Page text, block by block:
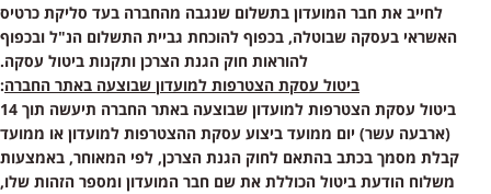
לחייב את חבר המועדון בתשלום שנגבה מהחברה בעד סליקת כרטיס
האשראי בעסקה שבוטלה, בכפוף להוכחת גביית התשלום הנ"ל ובכפוף
להוראות חוק הגנת הצרכן ותקנות ביטול עסקה.
ביטול עסקת הצטרפות למועדון שבוצעה באתר החברה:
ביטול עסקת הצטרפות למועדון שבוצעה באתר החברה תיעשה תוך 14
(ארבעה עשר) יום ממועד ביצוע עסקת ההצטרפות למועדון או ממועד
קבלת מסמך בכתב בהתאם לחוק הגנת הצרכן, לפי המאוחר, באמצעות
משלוח הודעת ביטול הכוללת את שם חבר המועדון ומספר הזהות שלו,